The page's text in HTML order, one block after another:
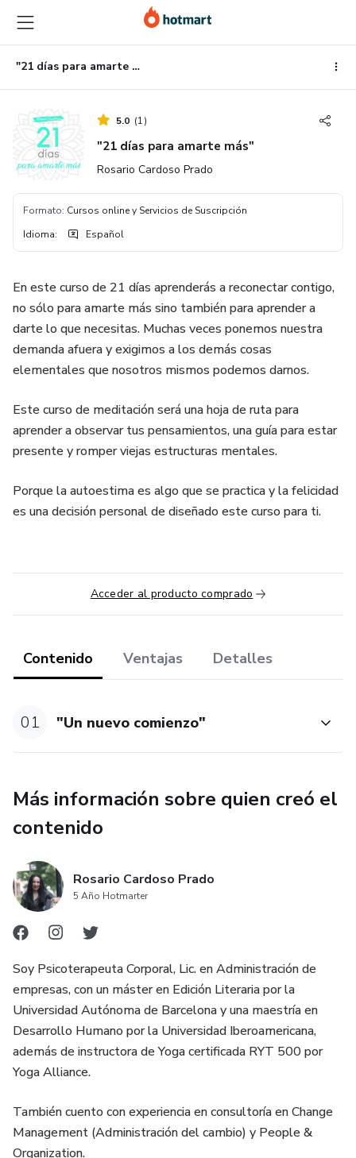
contenido
principal
la
página
de
pie
página
"21 días para amarte más"
5.0 (1)
"21 días para amarte más"
Rosario Cardoso Prado
Formato: Cursos online y Servicios de Suscripción
Idioma: Español
En este curso de 21 días aprenderás a reconectar contigo,
no sólo para amarte más sino también para aprender a
darte lo que necesitas. Muchas veces ponemos nuestra
demanda afuera y exigimos a los demás cosas
elementales que nosotros mismos podemos darnos.
Este curso de meditación será una hoja de ruta para
aprender a observar tus pensamientos, una guía para estar
presente y romper viejas estructuras mentales.
Porque la autoestima es algo que se practica y la felicidad
es una decisión personal de diseñado este curso para ti.
Acceder al producto comprado
Contenido Ventajas Detalles
01 "Un nuevo comienzo"
Más información sobre quien creó el
contenido
Rosario Cardoso Prado
5 Año Hotmarter
Soy Psicoterapeuta Corporal, Lic. en Administración de
empresas, con un máster en Edición Literaria por la
Universidad Autónoma de Barcelona y una maestría en
Desarrollo Humano por la Universidad Iberoamericana,
además de instructora de Yoga certificada RYT 500 por
Yoga Alliance.
También cuento con experiencia en consultoría en Change
Management (Administración del cambio) y People &
Organization.